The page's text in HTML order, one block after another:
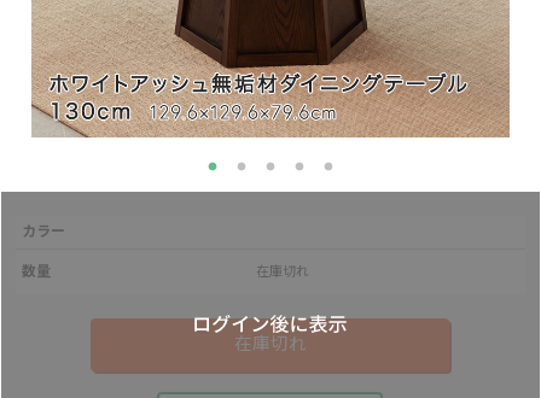
カラー
数量 在庫切れ
在庫切れ